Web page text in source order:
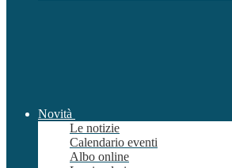
Novità
Le notizie
Calendario eventi
Albo online